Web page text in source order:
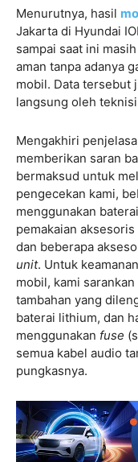
Menurutnya, hasil
Jakarta di Hyundai
sampai saat ini
aman tanpa adanya
mobil. Data tersebut
langsung oleh
Mengakhiri
memberikan saran
bermaksud untuk
pengecekan kami,
menggunakan baterai
pemakaian
dan beberapa
unit. Untuk
mobil, kami
tambahan yang
baterai lithium, dan
menggunakan fuse
semua kabel audio
pungkasnya.